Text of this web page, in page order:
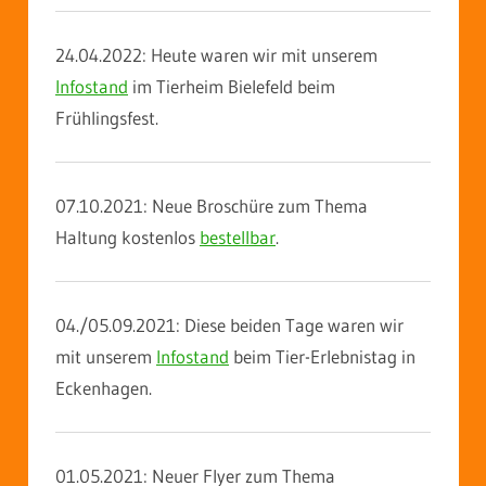
24.04.2022: Heute waren wir mit unserem
Infostand im Tierheim Bielefeld beim
Frühlingsfest.
07.10.2021: Neue Broschüre zum Thema
Haltung kostenlos bestellbar.
04./05.09.2021: Diese beiden Tage waren wir
mit unserem Infostand beim Tier-Erlebnistag in
Eckenhagen.
01.05.2021: Neuer Flyer zum Thema